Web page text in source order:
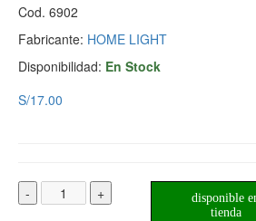
Cod. 6902
Fabricante: HOME LIGHT
Disponibilidad: En Stock
S/17.00
- +
disponible
tienda